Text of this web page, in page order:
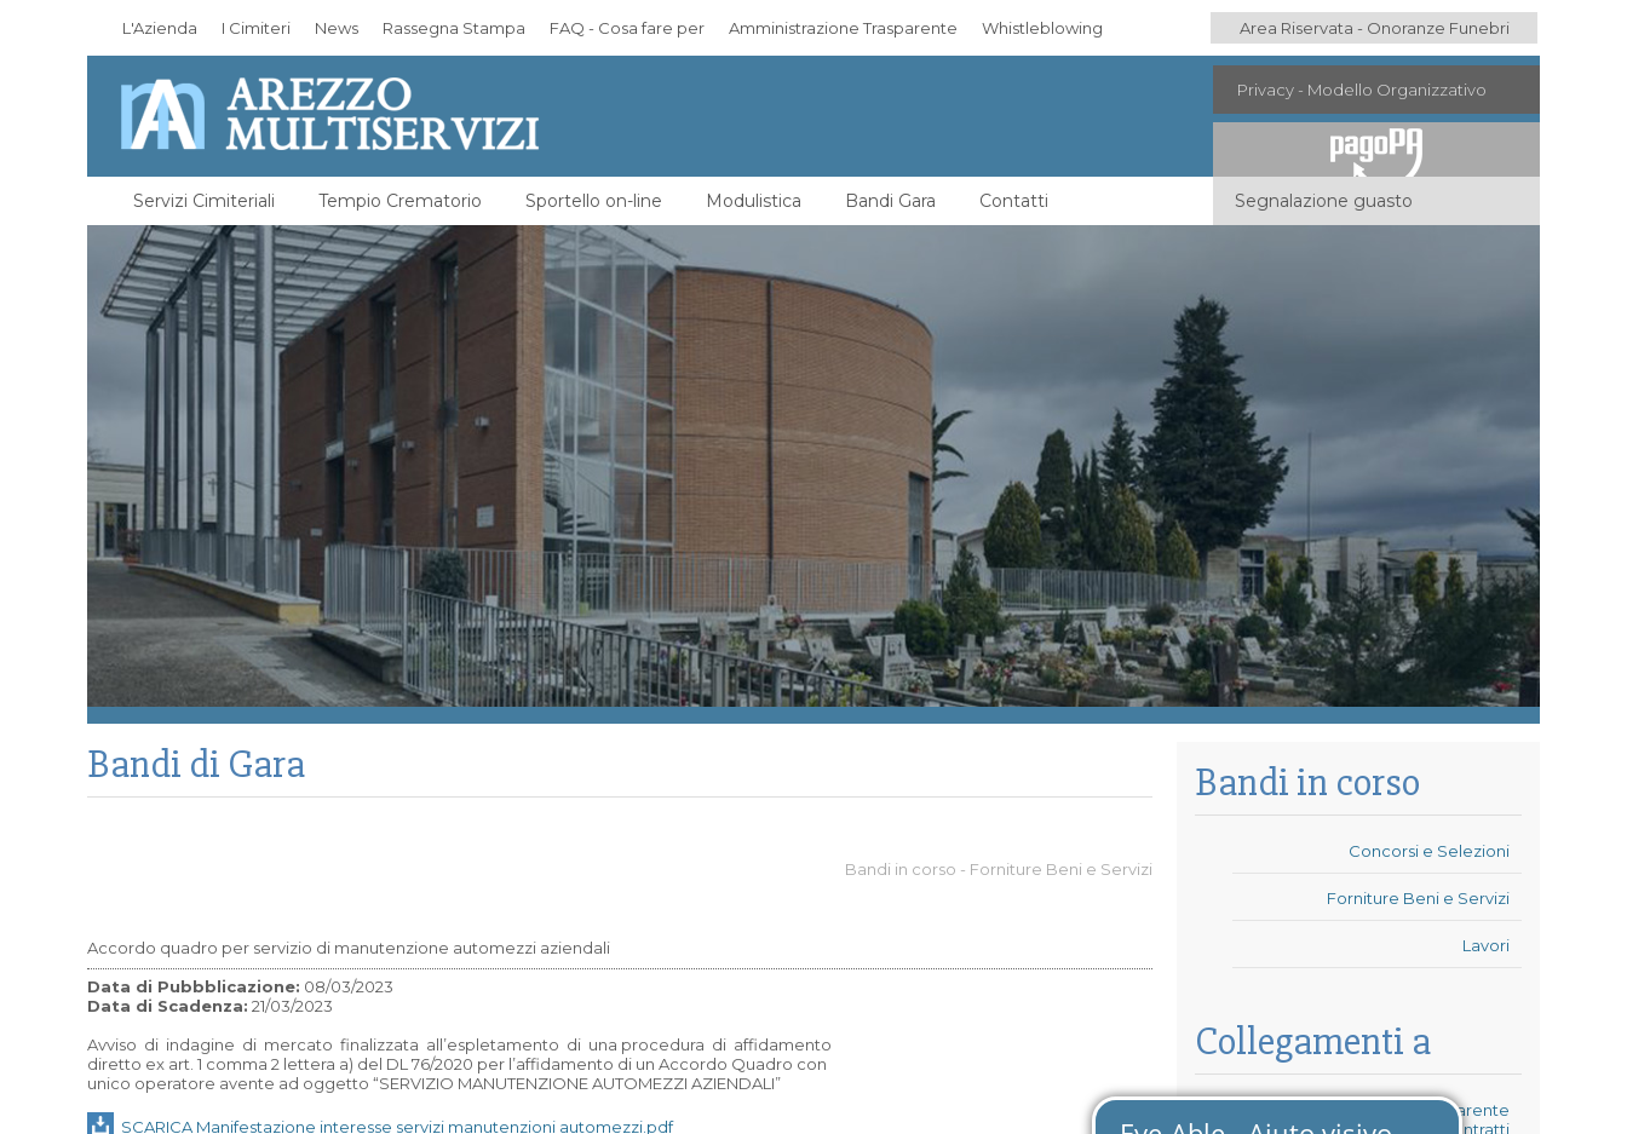
L'Azienda I Cimiteri News Rassegna Stampa FAQ - Cosa fare per Area Riservata - Onoranze Funebri
Amministrazione Trasparente Whistleblowing
Privacy - Modello Organizzativo
Servizi Cimiteriali Tempio Crematorio Sportello on-line Modulistica Bandi Gara Contatti Segnalazione guasto
Bandi in corso
Concorsi e Selezioni
Forniture Beni e Servizi
Lavori
Collegamenti a
Amministrazione Trasparente
Bandi di gara e contratti
Bandi di Gara
Bandi in corso - Forniture Beni e Servizi
Accordo quadro per servizio di manutenzione automezzi aziendali
Data di Pubbblicazione: 08/03/2023
Data di Scadenza: 21/03/2023
Avviso di indagine di mercato finalizzata all’espletamento di una procedura di affidamento
diretto ex art. 1 comma 2 lettera a) del DL 76/2020 per l’affidamento di un Accordo Quadro con
unico operatore avente ad oggetto “SERVIZIO MANUTENZIONE AUTOMEZZI AZIENDALI”
SCARICA Manifestazione interesse servizi manutenzioni automezzi.pdf